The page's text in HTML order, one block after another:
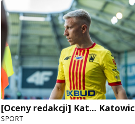
[Oceny redakcji] Kat... Katowic
SPORT